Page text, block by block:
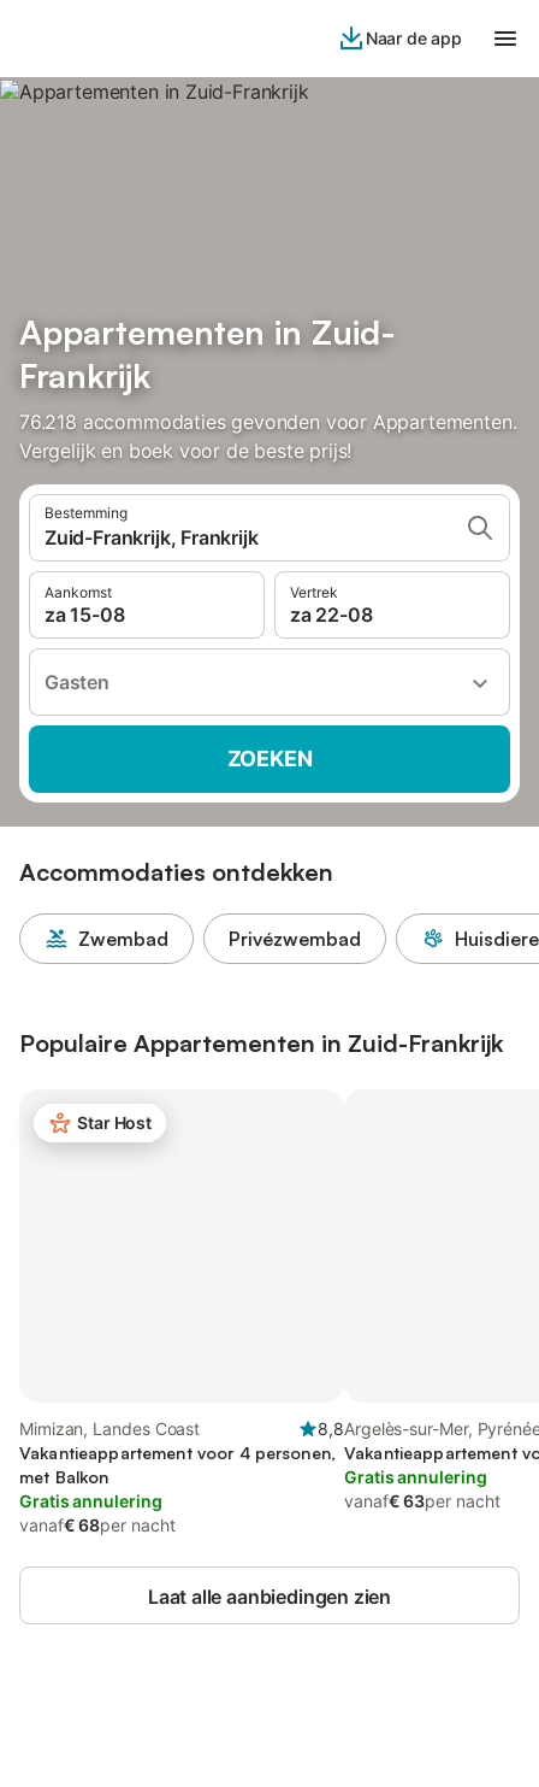
Naar de app
Appartementen in Zuid-
Frankrijk
76.218 accommodaties gevonden voor Appartementen.
Vergelijk en boek voor de beste prijs!
Bestemming
Zuid-Frankrijk, Frankrijk
Aankomst
za 15-08
Vertrek
za 22-08
Gasten
ZOEKEN
Accommodaties ontdekken
Zwembad Privézwembad
Populaire Appartementen in Zuid-Frankrijk
Star Host
Mimizan, Landes Coast
8,8
Vakantieappartement voor 4 personen,
met Balkon
Gratis annulering
vanaf€ 68per nacht
Argelès-sur-Mer,
Orientales
Vakantieappartement
Gratis annulering
vanaf€ 63per nacht
Laat alle aanbiedingen zien